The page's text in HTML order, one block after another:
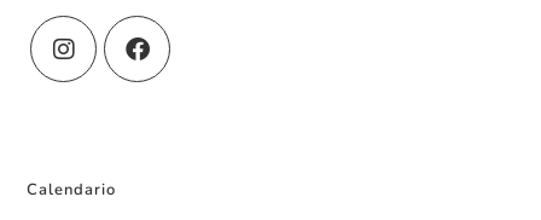
Calendario